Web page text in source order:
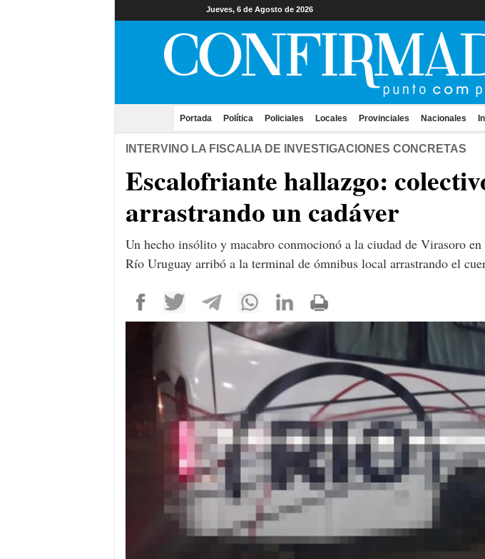
Jueves, 6 de Agosto de 2026
Portada(current)
Política Policiales Locales Provinciales Nacionales
INTERVINO LA FISCALIA DE INVESTIGACIONES CONCRETAS
Escalofriante hallazgo:
arrastrando un cadáver
Un hecho insólito y macabro conmocionó a la ciudad de Virasoro
Río Uruguay arribó a la terminal de ómnibus local arrastrando el